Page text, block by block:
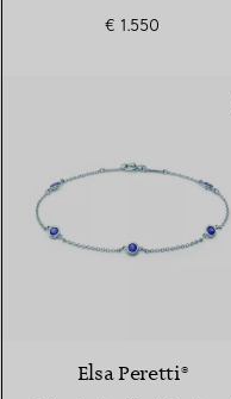
€ 1.550
Elsa Peretti®